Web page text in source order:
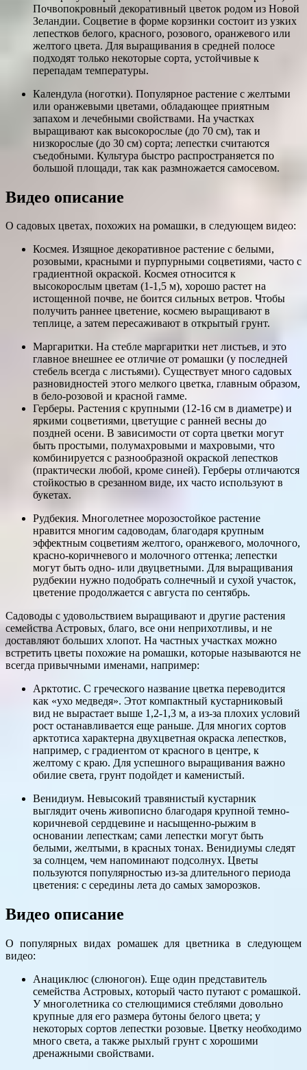
Почвопокровный декоративный цветок родом из Новой
Зеландии. Соцветие в форме корзинки состоит из узких
лепестков белого, красного, розового, оранжевого или
желтого цвета. Для выращивания в средней полосе
подходят только некоторые сорта, устойчивые к
перепадам температуры.
Календула (ноготки). Популярное растение с желтыми
или оранжевыми цветами, обладающее приятным
запахом и лечебными свойствами. На участках
выращивают как высокорослые (до 70 см), так и
низкорослые (до 30 см) сорта; лепестки считаются
съедобными. Культура быстро распространяется по
большой площади, так как размножается самосевом.
Видео описание
О садовых цветах, похожих на ромашки, в следующем видео:
Космея. Изящное декоративное растение с белыми,
розовыми, красными и пурпурными соцветиями, часто с
градиентной окраской. Космея относится к
высокорослым цветам (1-1,5 м), хорошо растет на
истощенной почве, не боится сильных ветров. Чтобы
получить раннее цветение, космею выращивают в
теплице, а затем пересаживают в открытый грунт.
Маргаритки. На стебле маргаритки нет листьев, и это
главное внешнее ее отличие от ромашки (у последней
стебель всегда с листьями). Существует много садовых
разновидностей этого мелкого цветка, главным образом,
в бело-розовой и красной гамме.
Герберы. Растения с крупными (12-16 см в диаметре) и
яркими соцветиями, цветущие с ранней весны до
поздней осени. В зависимости от сорта цветки могут
быть простыми, полумахровыми и махровыми, что
комбинируется с разнообразной окраской лепестков
(практически любой, кроме синей). Герберы отличаются
стойкостью в срезанном виде, их часто используют в
букетах.
Рудбекия. Многолетнее морозостойкое растение
нравится многим садоводам, благодаря крупным
эффектным соцветиям желтого, оранжевого, молочного,
красно-коричневого и молочного оттенка; лепестки
могут быть одно- или двуцветными. Для выращивания
рудбекии нужно подобрать солнечный и сухой участок,
цветение продолжается с августа по сентябрь.
Садоводы с удовольствием выращивают и другие растения
семейства Астровых, благо, все они неприхотливы, и не
доставляют больших хлопот. На частных участках можно
встретить цветы похожие на ромашки, которые называются не
всегда привычными именами, например:
Арктотис. С греческого название цветка переводится
как «ухо медведя». Этот компактный кустарниковый
вид не вырастает выше 1,2-1,3 м, а из-за плохих условий
рост останавливается еще раньше. Для многих сортов
арктотиса характерна двухцветная окраска лепестков,
например, с градиентом от красного в центре, к
желтому с краю. Для успешного выращивания важно
обилие света, грунт подойдет и каменистый.
Венидиум. Невысокий травянистый кустарник
выглядит очень живописно благодаря крупной темно-
коричневой сердцевине и насыщенно-рыжим в
основании лепесткам; сами лепестки могут быть
белыми, желтыми, в красных тонах. Венидиумы следят
за солнцем, чем напоминают подсолнух. Цветы
пользуются популярностью из-за длительного периода
цветения: с середины лета до самых заморозков.
Видео описание
О популярных видах ромашек для цветника в следующем
видео:
Анациклюс (слюногон). Еще один представитель
семейства Астровых, который часто путают с ромашкой.
У многолетника со стелющимися стеблями довольно
крупные для его размера бутоны белого цвета; у
некоторых сортов лепестки розовые. Цветку необходимо
много света, а также рыхлый грунт с хорошими
дренажными свойствами.